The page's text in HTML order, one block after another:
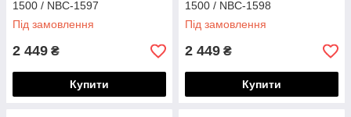
1500 / NBC-1597
Під замовлення
2 449 ₴
Купити
1500 / NBC-1598
Під замовлення
2 449 ₴
Купити